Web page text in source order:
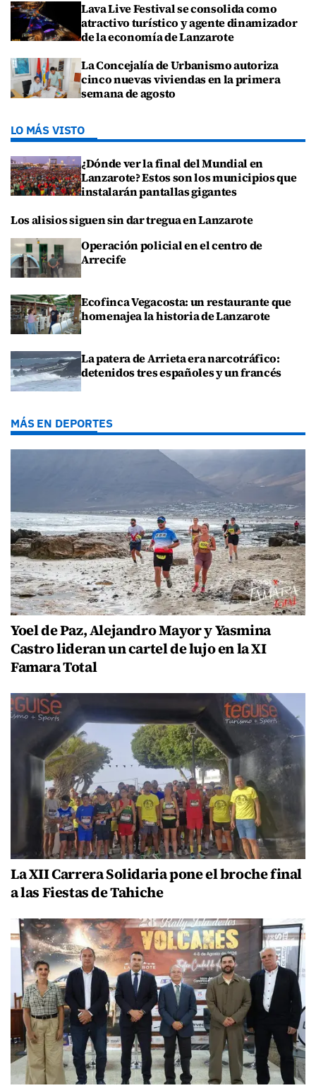
Lava Live Festival se consolida como
atractivo turístico y agente dinamizador
de la economía de Lanzarote
La Concejalía de Urbanismo autoriza
cinco nuevas viviendas en la primera
semana de agosto
LO MÁS VISTO
¿Dónde ver la final del Mundial en
Lanzarote? Estos son los municipios que
instalarán pantallas gigantes
Los alisios siguen sin dar tregua en Lanzarote
Operación policial en el centro de
Arrecife
Ecofinca Vegacosta: un restaurante que
homenajea la historia de Lanzarote
La patera de Arrieta era narcotráfico:
detenidos tres españoles y un francés
MÁS EN DEPORTES
Yoel de Paz, Alejandro Mayor y Yasmina
Castro lideran un cartel de lujo en la XI
Famara Total
La XII Carrera Solidaria pone el broche final
a las Fiestas de Tahiche